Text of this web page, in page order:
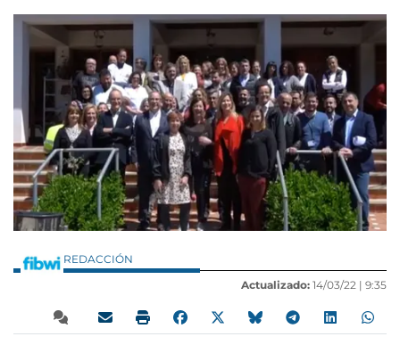
REDACCIÓN
Actualizado: 14/03/22 | 9:35